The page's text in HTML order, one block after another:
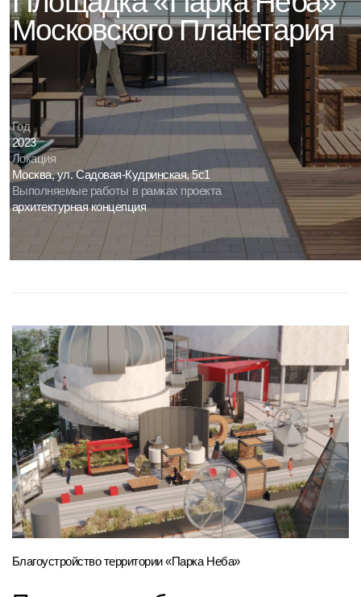
Обсудить проект
Год
2023
Локация
Москва,
Садовая-Кудринская,
Выполняемые
работы в рамках проекта
архитектурная концепция
Благоустройство территории «Парка Неба»
Проект разработан с учетом
архитектурного наследия
Московского планетария —
памятника конструктивизма.
Концепция основана
на диалоге с историей здания
и его выразительной
архитектурой